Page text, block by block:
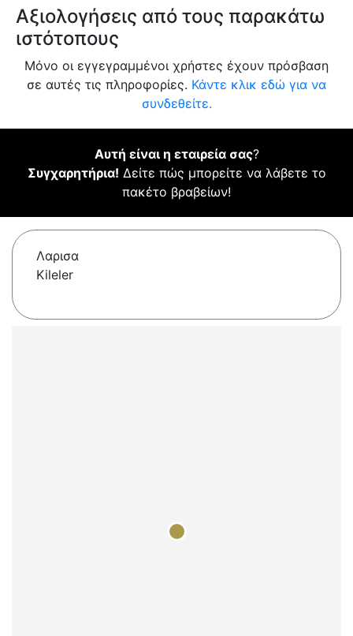
Αξιολογήσεις από τους παρακάτω
ιστότοπους
Μόνο οι εγγεγραμμένοι χρήστες έχουν πρόσβαση
σε αυτές τις πληροφορίες. Κάντε κλικ εδώ για να
συνδεθείτε.
Αυτή είναι η εταιρεία σας?
Συγχαρητήρια! Δείτε πώς μπορείτε να λάβετε το
πακέτο βραβείων!
Λαρισα
Kileler